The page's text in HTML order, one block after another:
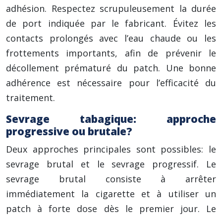
adhésion. Respectez scrupuleusement la durée
de port indiquée par le fabricant. Évitez les
contacts prolongés avec l’eau chaude ou les
frottements importants, afin de prévenir le
décollement prématuré du patch. Une bonne
adhérence est nécessaire pour l’efficacité du
traitement.
Sevrage tabagique: approche
progressive ou brutale?
Deux approches principales sont possibles: le
sevrage brutal et le sevrage progressif. Le
sevrage brutal consiste à arrêter
immédiatement la cigarette et à utiliser un
patch à forte dose dès le premier jour. Le